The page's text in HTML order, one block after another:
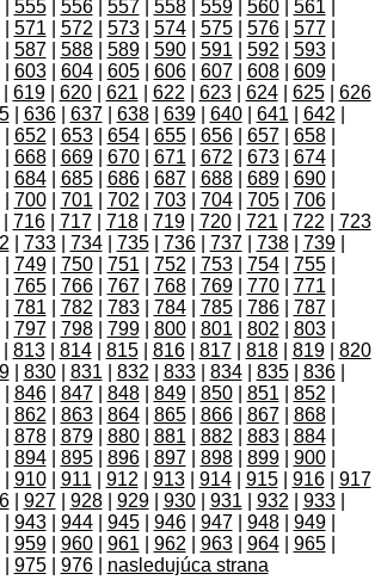
| 555| 556| 557| 558| 559| 560| 561
| 571 572 573| 574| 575| 576| 577|
| 587| 588| 589| 590| 591 592 593|
603| 604| 605| 606| 607| 608| 609|
619| 620| 621 622 623| 624| 625| 626
| 636| 637| 638| 639| 640| 641 642
652 653| 654| 655| 656| 657| 658|
| 668| 669| 670| 671 672 673| 674|
| 684| 685| 686| 687| 688| 689| 690|
| 700| 701 702 703| 704| 705| 706|
716| 717| 718| 719| 720| 721 722
723
733| 734| 735| 736| 737| 738| 739|
| 749| 750| 751 752 753| 754| 755|
| 765| 766| 767| 768| 769| 770| 771
| 781 782 783| 784| 785| 786| 787|
| 797| 798| 799| 800| 801 802 803|
813| 814| 815| 816| 817| 818| 819| 820
| 830| 831 832 833| 834| 835| 836|
| 846| 847| 848| 849| 850| 851 852
862 863| 864| 865| 866| 867| 868|
| 878| 879| 880| 881 882 883| 884|
| 894| 895| 896| 897| 898| 899| 900|
| 910| 911 912 913| 914| 915| 916| 917
| 927| 928| 929| 930| 931 932 933|
943| 944| 945| 946| 947| 948| 949|
| 959| 960| 961 962 963| 964| 965|
| 975| 976| nasledujúca strana